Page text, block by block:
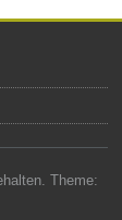
Theme: